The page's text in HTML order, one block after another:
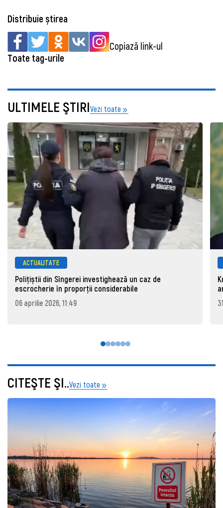
Distribuie știrea
Copiază link-ul
Toate tag-urile
ULTIMELE ŞTIRIVezi toate
ACTUALITATE
Polițiștii din Sîngerei investighează un caz de
escrocherie în proporții considerabile
06 aprilie 2026, 11:49
CITEŞTE ŞI..Vezi toate